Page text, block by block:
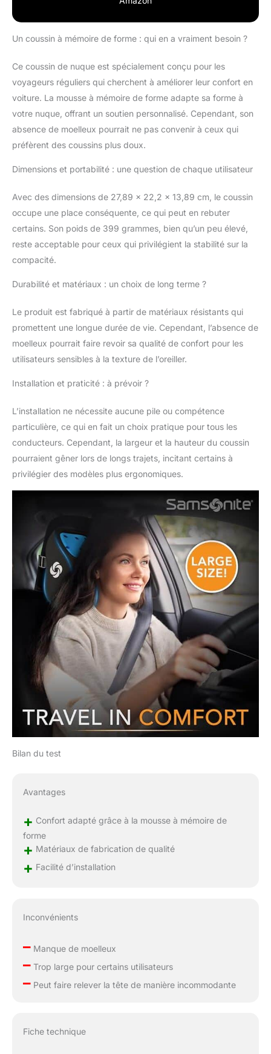
Un coussin à mémoire de forme : qui en a vraiment besoin ?
Ce coussin de nuque est spécialement conçu pour les
voyageurs réguliers qui cherchent à améliorer leur confort en
voiture. La mousse à mémoire de forme adapte sa forme à
votre nuque, offrant un soutien personnalisé. Cependant, son
absence de moelleux pourrait ne pas convenir à ceux qui
préfèrent des coussins plus doux.
Dimensions et portabilité : une question de chaque utilisateur
Avec des dimensions de 27,89 x 22,2 x 13,89 cm, le coussin
occupe une place conséquente, ce qui peut en rebuter
certains. Son poids de 399 grammes, bien qu’un peu élevé,
reste acceptable pour ceux qui privilégient la stabilité sur la
compacité.
Durabilité et matériaux : un choix de long terme ?
Le produit est fabriqué à partir de matériaux résistants qui
promettent une longue durée de vie. Cependant, l’absence de
moelleux pourrait faire revoir sa qualité de confort pour les
utilisateurs sensibles à la texture de l’oreiller.
Installation et praticité : à prévoir ?
L’installation ne nécessite aucune pile ou compétence
particulière, ce qui en fait un choix pratique pour tous les
conducteurs. Cependant, la largeur et la hauteur du coussin
pourraient gêner lors de longs trajets, incitant certains à
privilégier des modèles plus ergonomiques.
Bilan du test
Avantages
+ Confort adapté grâce à la mousse à mémoire de
forme
+ Matériaux de fabrication de qualité
+ Facilité d’installation
Inconvénients
–Manque de moelleux
–Trop large pour certains utilisateurs
–Peut faire relever la tête de manière incommodante
Fiche technique